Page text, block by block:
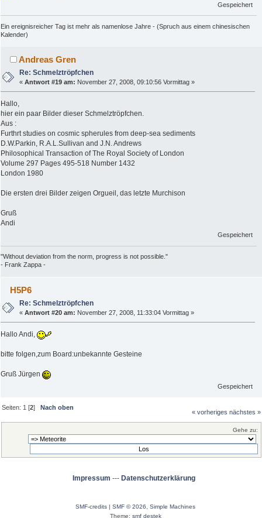
Gespeichert
Ein ereignisreicher Tag ist mehr als namenlose Jahre - (Spruch aus einem chinesischen
Kalender)
Andreas Gren
Re: Schmelztröpfchen
«Antwort #19 am: November 27, 2008, 09:10:56 Vormittag »
Hallo,
hier ein paar Bilder dieser Schmelztröpfchen.
Aus :
Furthrt studies on cosmic spherules from deep-sea sediments
D.W.Parkin, R.A.L.Sullivan and J.N. Andrews
Philosophical Transaction of The Royal Society of London
Volume 297 Pages 495-518 Number 1432
London 1980
Die ersten drei Bilder zeigen Orgueil, das letzte Murchison
Gruß
Andi
Gespeichert
"Without deviation from the norm, progress is not possible."
- Frank Zappa -
H5P6
Re: Schmelztröpfchen
«Antwort #20 am: November 27, 2008, 11:33:04 Vormittag »
Hallo Andi,
bitte folgen,zum Board:unbekannte Gesteine
Gruß Jürgen
Gespeichert
Seiten: 1 [2]Nach oben
« vorheriges nächstes »
Gehe zu:
Impressum --- Datenschutzerklärung
SMF-credits | SMF © 2026
Simple Machines
Theme: smf destek